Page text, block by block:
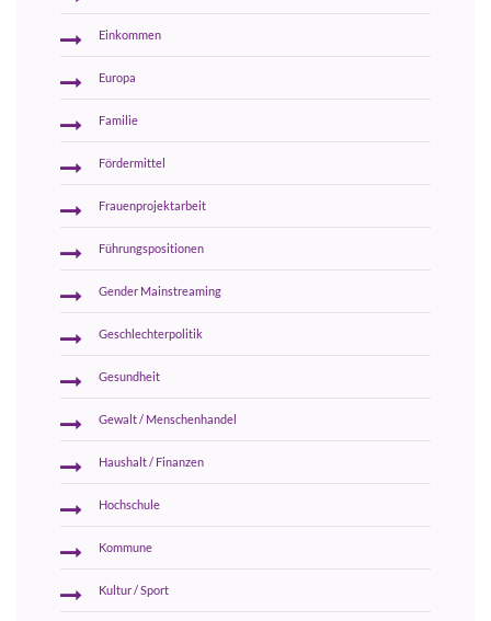
Einkommen
Europa
Familie
Fördermittel
Frauenprojektarbeit
Führungspositionen
Gender Mainstreaming
Geschlechterpolitik
Gesundheit
Gewalt / Menschenhandel
Haushalt / Finanzen
Hochschule
Kommune
Kultur / Sport